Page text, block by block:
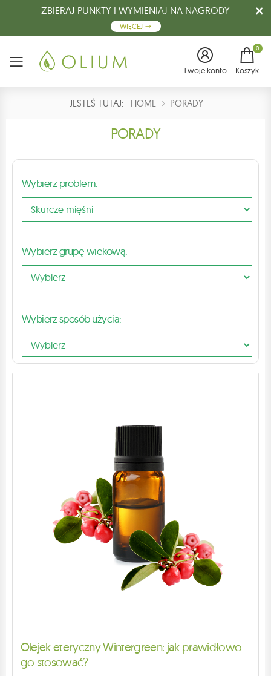
ZBIERAJ PUNKTY I WYMIENIAJ NA NAGRODY
WIĘCEJ
Menu Twoje konto
0
Koszyk
JESTEŚ TUTAJ: HOME PORADY
PORADY
Wybierz problem:
Wybierz grupę wiekową:
Wybierz sposób użycia:
Olejek eteryczny Wintergreen: jak prawidłowo
go stosować?